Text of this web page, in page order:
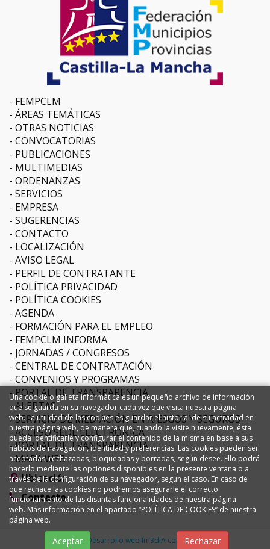
FEMPCLM
ÁREAS TEMÁTICAS
OTRAS NOTICIAS
CONVOCATORIAS
PUBLICACIONES
MULTIMEDIAS
ORDENANZAS
SERVICIOS
EMPRESA
SUGERENCIAS
CONTACTO
LOCALIZACIÓN
AVISO LEGAL
PERFIL DE CONTRATANTE
POLÍTICA PRIVACIDAD
POLÍTICA COOKIES
AGENDA
FORMACIÓN PARA EL EMPLEO
FEMPCLM INFORMA
JORNADAS / CONGRESOS
CENTRAL DE CONTRATACIÓN
CONVENIOS Y PROGRAMAS
PORTAL DE TRANSPARENCIA
ALERTAS
SERVICIO DE MEDIACIÓN EN RIESGOS Y SEGUROS
ACCESO SEDE ELECTRÓNICA
PORTAL DE TRANSPARENCIA
MAPA WEB
Ubicación
Contacto
Diseño y Desarrollo web Im3diA comunicación
Una cookie o galleta informática es un pequeño archivo de información
que se guarda en su navegador cada vez que visita nuestra página
web. La utilidad de las cookies es guardar el historial de su actividad en
nuestra página web, de manera que, cuando la visite nuevamente, ésta
pueda identificarle y configurar el contenido de la misma en base a sus
hábitos de navegación, identidad y preferencias. Las cookies pueden ser
aceptadas, rechazadas, bloqueadas y borradas, según desee. Ello podrá
hacerlo mediante las opciones disponibles en la presente ventana o a
través de la configuración de su navegador, según el caso. En caso de
que rechace las cookies no podremos asegurarle el correcto
funcionamiento de las distintas funcionalidades de nuestra página
web. Más información en el apartado “POLÍTICA DE COOKIES” de nuestra
página web.
Aceptar Rechazar